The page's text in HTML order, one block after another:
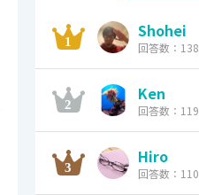
Shohei
回答数：138
Ken
回答数：119
Hiro
回答数：110